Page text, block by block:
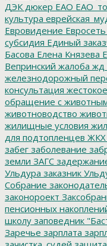
ДЭК дюкер ЕАО
культура
Евровидение Евросеть
субсидия Единый
Басова Елена Князева
Вепринский жалоба жд
железнодорожный
консультация
обращение с
животноводство
жилищные условия
для подтопленцев ЖКХ
забег заболевание
земли ЗАГС
Ульдура заказник
Собрание
законороект
пенсионных
школу заповедник
Заречье зарплата